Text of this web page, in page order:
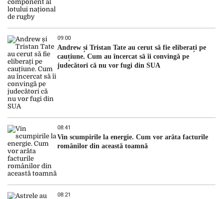
09:00
Andrew și Tristan Tate au cerut să fie eliberați pe
cauțiune. Cum au încercat să îi convingă pe
judecători că nu vor fugi din SUA
08:41
Vin scumpirile la energie. Cum vor arăta facturile
românilor din această toamnă
08:21